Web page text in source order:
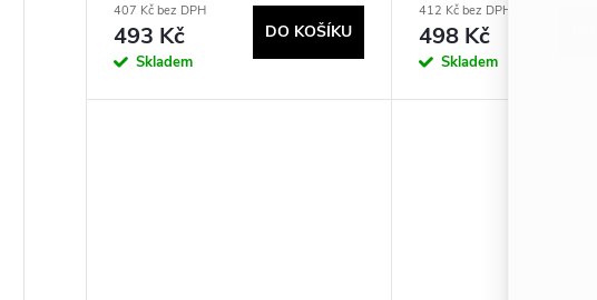
407 Kč bez DPH
493 Kč
Skladem
DO KOŠÍKU
412 Kč bez DPH
498 Kč
Skladem